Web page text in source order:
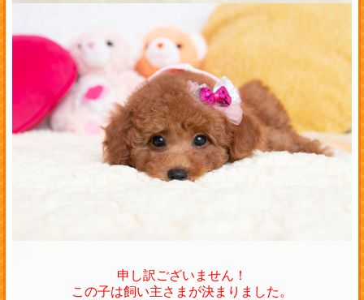
申し訳ございません！
この子は飼い主さまが決まりました。